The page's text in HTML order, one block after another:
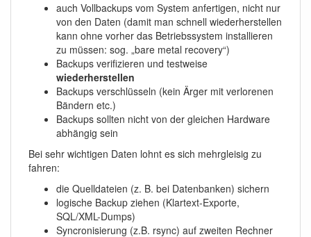
auch Vollbackups vom System anfertigen, nicht nur
von den Daten (damit man schnell wiederherstellen
kann ohne vorher das Betriebssystem installieren
zu müssen: sog. „bare metal recovery“)
Backups verifizieren und testweise
wiederherstellen
Backups verschlüsseln (kein Ärger mit verlorenen
Bändern etc.)
Backups sollten nicht von der gleichen Hardware
abhängig sein
Bei sehr wichtigen Daten lohnt es sich mehrgleisig zu
fahren:
die Quelldateien (z. B. bei Datenbanken) sichern
logische Backup ziehen (Klartext-Exporte,
SQL/XML-Dumps)
Syncronisierung (z.B. rsync) auf zweiten Rechner